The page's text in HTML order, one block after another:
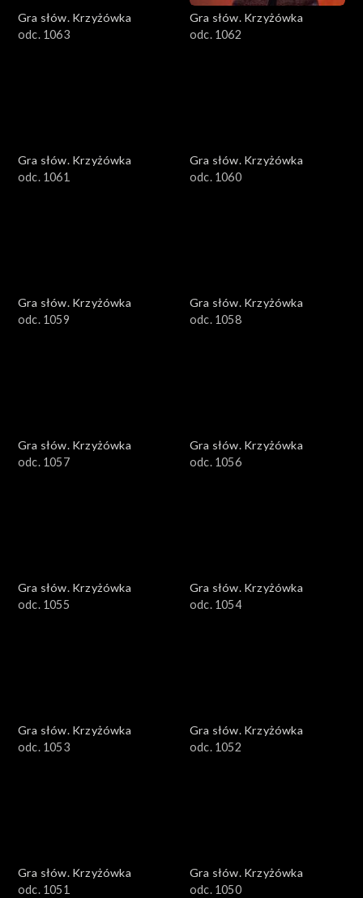
Gra słów. Krzyżówka
odc. 1063
Gra słów. Krzyżówka
odc. 1062
Gra słów. Krzyżówka
odc. 1061
Gra słów. Krzyżówka
odc. 1060
Gra słów. Krzyżówka
odc. 1059
Gra słów. Krzyżówka
odc. 1058
Gra słów. Krzyżówka
odc. 1057
Gra słów. Krzyżówka
odc. 1056
Gra słów. Krzyżówka
odc. 1055
Gra słów. Krzyżówka
odc. 1054
Gra słów. Krzyżówka
odc. 1053
Gra słów. Krzyżówka
odc. 1052
Gra słów. Krzyżówka
odc. 1051
Gra słów. Krzyżówka
odc. 1050